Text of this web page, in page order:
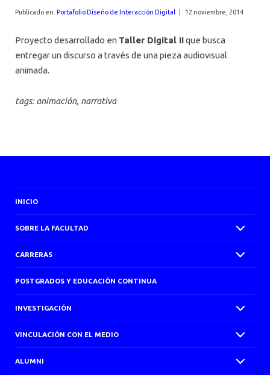
Publicado en: Portafolio Diseño de Interacción Digital 12 noviembre, 2014
Proyecto desarrollado en Taller Digital IIque busca
entregar un discurso a través de una pieza audiovisual
animada.
tags: animación, narrativa
INICIO
SOBRE LA FACULTAD
CARRERAS
POSTGRADOS Y EDUCACIÓN CONTINUA
INVESTIGACIÓN
VINCULACIÓN CON EL MEDIO
ALUMNI